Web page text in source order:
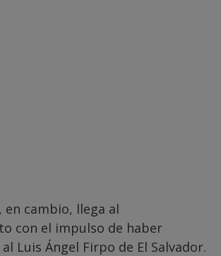
en cambio, llega al
con el impulso de haber
Luis Ángel Firpo de El Salvador.